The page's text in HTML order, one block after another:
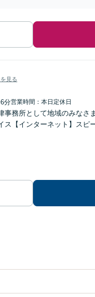
見る
分営業時間：本日定休日
事務所として地域のみな
ス【インターネット】スピ